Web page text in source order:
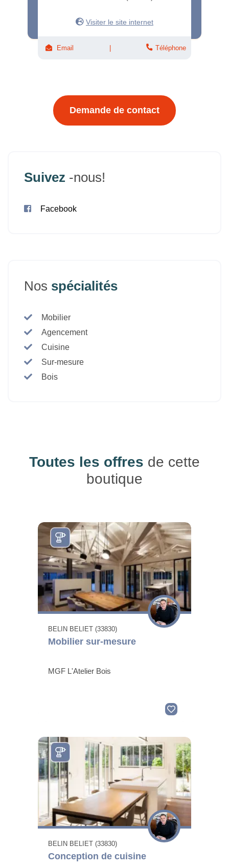
Visiter le site internet
Email Téléphone
Demande de contact
Suivez -nous!
Facebook
Nos spécialités
Mobilier
Agencement
Cuisine
Sur-mesure
Bois
Toutes les offres de cette
boutique
BELIN BELIET (33830)
Mobilier sur-mesure
MGF L'Atelier Bois
BELIN BELIET (33830)
Conception de cuisine